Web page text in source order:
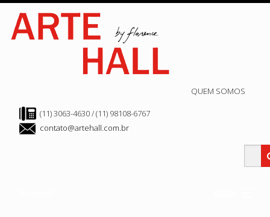
QUEM SOMOS
(11) 3063-4630 / (11) 98108-6767
contato@artehall.com.br